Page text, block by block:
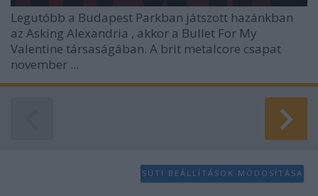
Legutóbb a Budapest Parkban játszott hazánkban
az Asking Alexandria , akkor a Bullet For My
Valentine társaságában. A brit metalcore csapat
november ...
SÜTI BEÁLLÍTÁSOK MÓDOSÍTÁSA